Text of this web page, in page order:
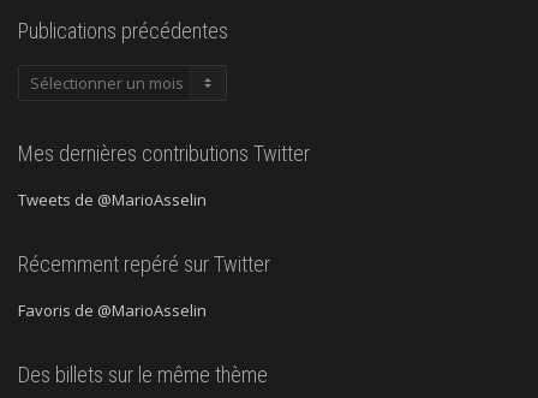
Publications précédentes
Publications
Mes dernières contributions Twitter
Tweets de @MarioAsselin
Récemment repéré sur Twitter
Favoris de @MarioAsselin
Des billets sur le même thème